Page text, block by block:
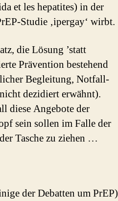
et les hepatites) in der
Studie ‚ipergay‘ wirbt.
die Lösung ’statt
Prävention bestehend
Begleitung, Notfall-
dezidiert erwähnt).
diese Angebote der
sein sollen im Falle der
Tasche zu ziehen …
der Debatten um PrEP)